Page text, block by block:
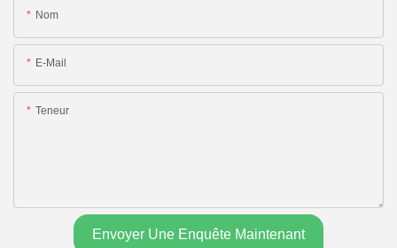
Nom
E-Mail
Teneur
Envoyer Une Enquête Maintenant